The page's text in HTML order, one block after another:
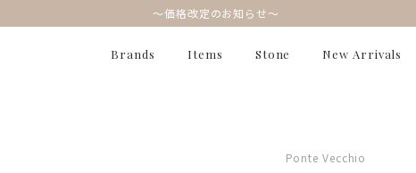
～価格改定のお知らせ～
Brands Items Stone New Arrivals
Ponte Vecchio